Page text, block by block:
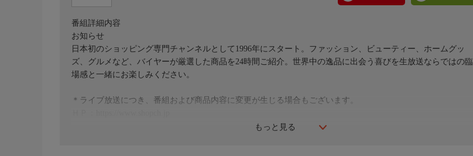
もっと見る
番組詳細内容
お知らせ
日本初のショッピング専門チャンネルとして1996年にスタート。ファッション、ビューティー、ホームグッ
ズ、グルメなど、バイヤーが厳選した商品を24時間ご紹介。世界中の逸品に出会う喜びを生放送ならではの臨
場感と一緒にお楽しみください。
＊ライブ放送につき、番組および商品内容に変更が生じる場合もございます。